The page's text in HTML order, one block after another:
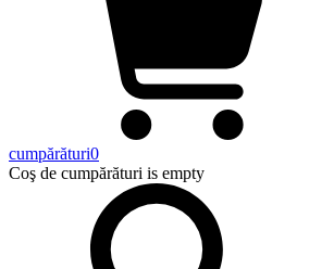
cumpărături0
Coş de cumpărături is empty